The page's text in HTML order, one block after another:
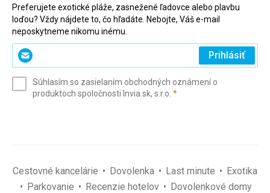
Preferujete exotické pláže, zasnežené ľadovce alebo plavbu
loďou? Vždy nájdete to, čo hľadáte. Nebojte, Váš e-mail
neposkytneme nikomu inému.
Zadajte
svoj
(povinné)
Prihlásiť
Súhlasím so zasielaním obchodných oznámení o
produktoch spoločnosti Invia.sk, s.r.o. *(povinné)
Cestovné kancelárie Dovolenka Last minute
Exotika
Parkovanie
Recenzie hotelov Dovolenkové domy